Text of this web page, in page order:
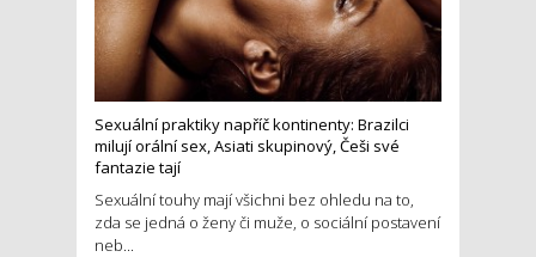
Sexuální praktiky napříč kontinenty: Brazilci
milují orální sex, Asiati skupinový, Češi své
fantazie tají
Sexuální touhy mají všichni bez ohledu na to,
zda se jedná o ženy či muže, o sociální postavení
neb...